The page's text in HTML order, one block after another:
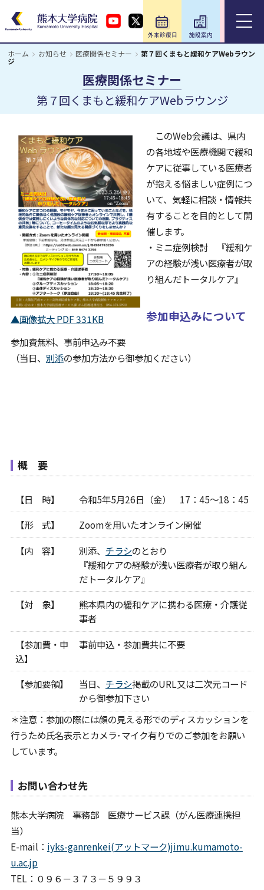
外来診療日 施設案内
ホーム お知らせ 医療関係セミナー 第７回くまもと緩和ケアWebラウン
ジ
医療関係セミナー
第７回くまもと緩和ケアWebラウンジ
▲画像拡大 PDF 331KB
このWeb会議は、県内
の各地域や医療機関で緩和
ケアに従事している医療者
が抱える悩ましい症例につ
いて、気軽に相談・情報共
有することを目的として開
催します。
・ミニ症例検討 『緩和ケ
アの経験が浅い医療者が取
り組んだトータルケア』
参加申込みについて
参加費無料、事前申込み不要
（当日、 別添の参加方法から御参加ください）
概 要
【日 時】
令和5年5月26日（金） 17：45～18：45
【形 式】
Zoomを用いたオンライン開催
【内 容】
別添、 チラシのとおり
『緩和ケアの経験が浅い医療者が取り組ん
だトータルケア』
【対 象】
熊本県内の緩和ケアに携わる医療・介護従
事者
【参加費・申
込】
事前申込・参加費共に不要
【参加要領】 当日、 チラシ掲載のURL又は二次元コード
から御参加下さい
＊注意：参加の際には顔の見える形でのディスカッションを
行うため氏名表示とカメラ･マイク有りでのご参加をお願い
しています。
お問い合わせ先
熊本大学病院 事務部 医療サービス課（がん医療連携担
当）
E-mail： iyks-ganrenkei(アットマーク)jimu.kumamoto-
u.ac.jp
TEL：０９６－３７３－５９９３
外来のご案内
入院のご案内
診療科・部門
医療関係の方
教育・研究／研修
病院について
Foreign Language